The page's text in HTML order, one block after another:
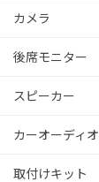
カメラ
後席モニター
スピーカー
カーオーディオ
取付けキット